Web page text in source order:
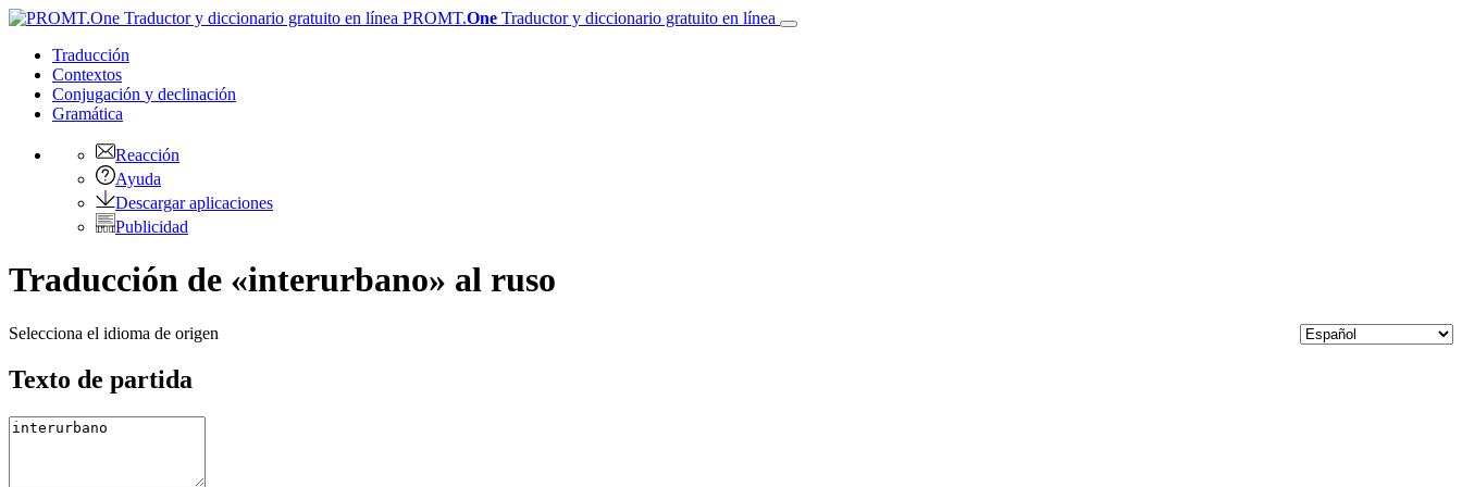
PROMT.One Traductor y diccionario gratuito en línea
Traducción
Contextos
Conjugación y declinación
Gramática
Reacción
Ayuda
Descargar aplicaciones
Publicidad
Traducción de «interurbano» al ruso
Selecciona el idioma de origen
Texto de partida